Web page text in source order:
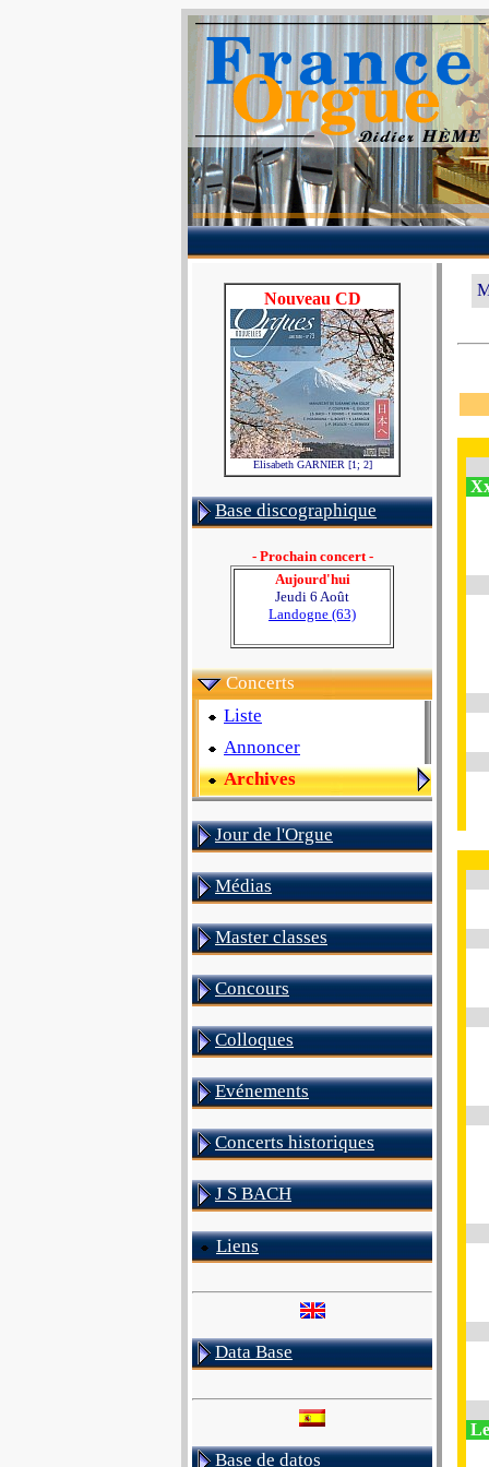
Nouveau CD
Elisabeth GARNIER [1; 2]
Base discographique
- Prochain concert -
Aujourd'hui
Jeudi 6 Août
Landogne (63)
Concerts
Liste
Annoncer
Archives
Jour de l'Orgue
Médias
Master classes
Concours
Colloques
Evénements
Concerts historiques
J S BACH
Liens
Data Base
Base de datos